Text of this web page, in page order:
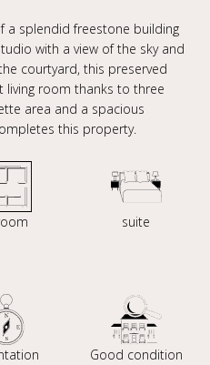
a splendid freestone building
with a view of the sky and
courtyard, this preserved
living room thanks to three
area and a spacious
this property.
suite
Good condition